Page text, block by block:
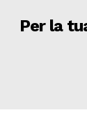
Per la